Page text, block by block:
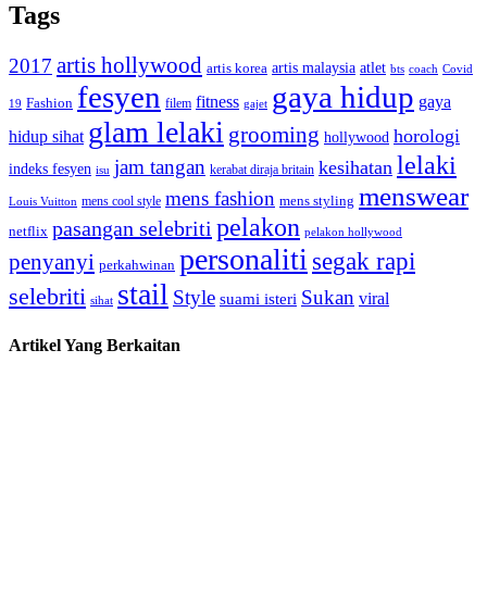
Tags
2017 artis hollywood artis korea artis malaysia atlet bts coach Covid
19 Fashion fesyen filem fitness gajet gaya hidup gaya
hidup sihat glam lelaki grooming hollywood horologi
indeks fesyen isu jam tangan kerabat diraja britain kesihatan lelaki
Louis Vuitton mens cool style mens fashion mens styling menswear
netflix pasangan selebriti pelakon pelakon hollywood
penyanyi perkahwinan personalitisegak rapi
selebriti sihat stail Style suami isteri Sukan viral
Artikel Yang Berkaitan